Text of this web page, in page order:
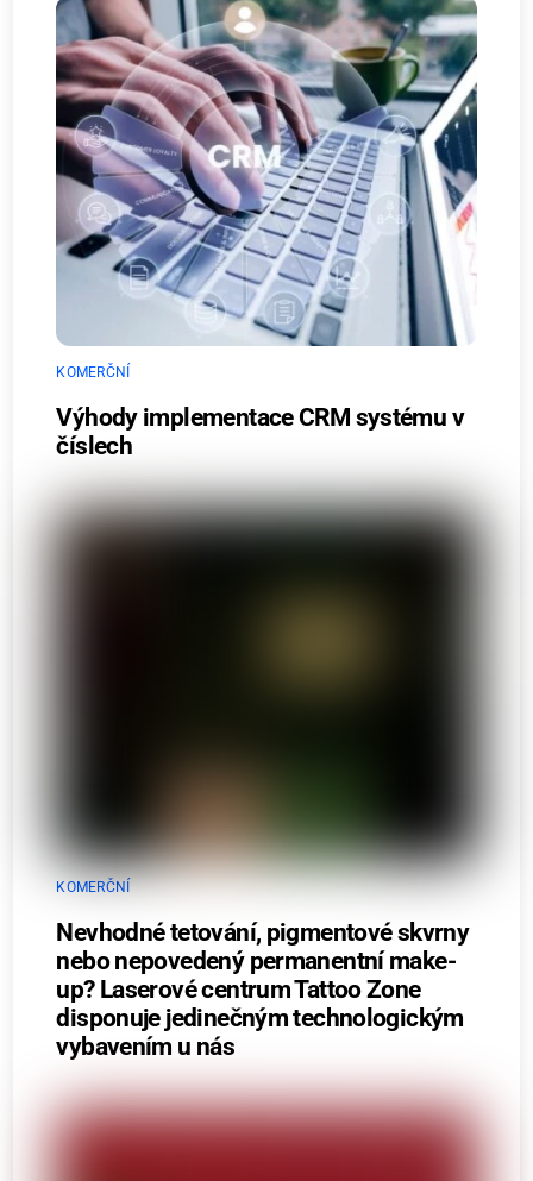
KOMERČNÍ
Výhody implementace CRM systému v
číslech
KOMERČNÍ
Nevhodné tetování, pigmentové skvrny
nebo nepovedený permanentní make-
up? Laserové centrum Tattoo Zone
disponuje jedinečným technologickým
vybavením u nás